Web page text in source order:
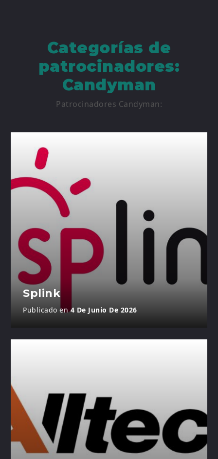
Categorías de
patrocinadores:
Candyman
Patrocinadores Candyman:
Splink
Publicado en4 De Junio De 2026